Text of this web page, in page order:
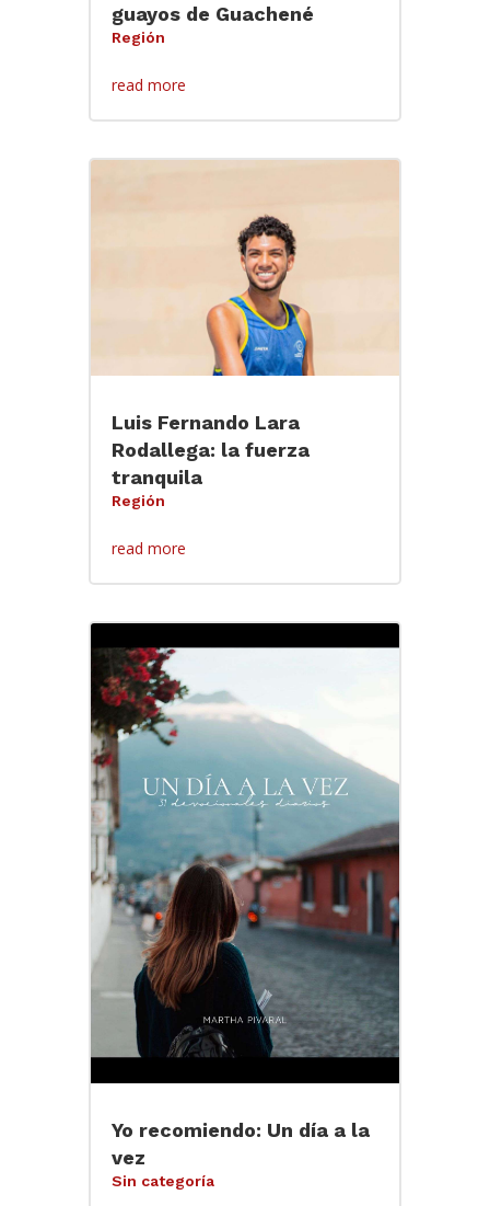
guayos de Guachené
Región
read more
Luis Fernando Lara
Rodallega: la fuerza
tranquila
Región
read more
Yo recomiendo: Un día a la
vez
Sin categoría